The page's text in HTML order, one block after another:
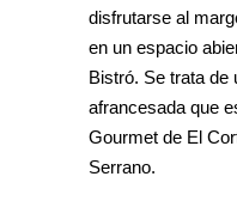
disfrutarse al
en un espacio
Bistró. Se trata de
afrancesada que
Gourmet de El
Serrano.